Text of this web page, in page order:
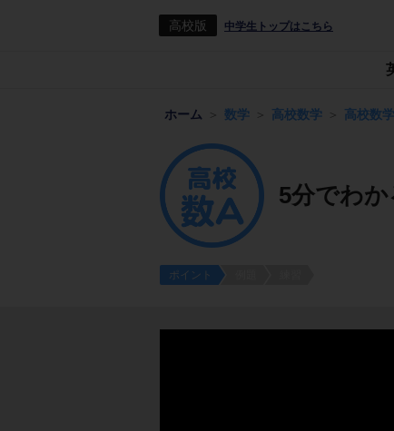
高校版 中学生トップはこちら
ホーム 数学 高校数学 高校数
5分でわか
ポイント